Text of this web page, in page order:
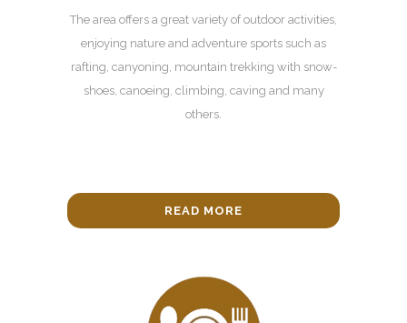
The area offers a great variety of outdoor activities,
enjoying nature and adventure sports such as
rafting, canyoning, mountain trekking with snow-
shoes, canoeing, climbing, caving and many
others.
READ MORE